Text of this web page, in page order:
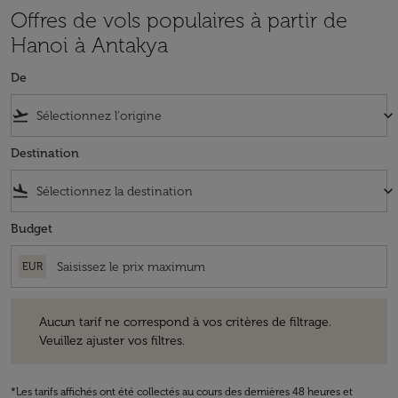
Offres de vols populaires à partir de
Hanoi à Antakya
De
flight_takeoff keyboard_arrow_down
Destination
flight_land keyboard_arrow_down
Budget
EUR
Aucun tarif ne correspond à vos critères de filtrage.
Veuillez ajuster vos filtres.
*Les tarifs affichés ont été collectés au cours des dernières 48 heures et